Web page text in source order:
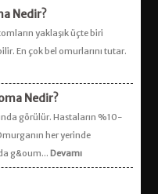
Nedir?
yaklaşık üçte biri
En çok bel omurlarını tutar.
Nedir?
görülür. Hastaların %10-
her yerinde
g&oum... Devamı